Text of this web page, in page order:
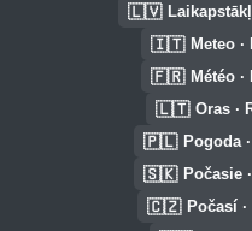
🇱🇻
🇮🇹 Meteo
🇫🇷 Météo
🇱🇹 Oras ·
🇵🇱 Pogoda
🇸🇰 Počasie
🇨🇿 Počasí